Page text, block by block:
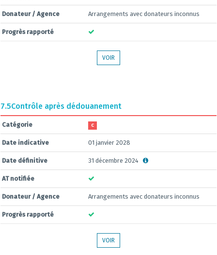
Donateur / Agence Arrangements avec donateurs inconnus
Progrès rapporté
VOIR
7.5Contrôle après dédouanement
Catégorie C
Date indicative 01 janvier 2028
Date définitive 31 décembre 2024
AT notifiée
Donateur / Agence Arrangements avec donateurs inconnus
Progrès rapporté
VOIR